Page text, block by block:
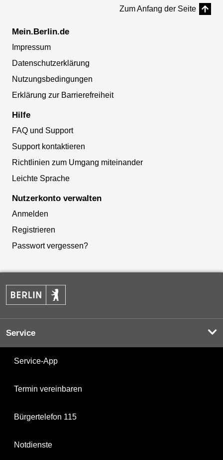
Zum Anfang der Seite
Mein.Berlin.de
Impressum
Datenschutzerklärung
Nutzungsbedingungen
Erklärung zur Barrierefreiheit
Hilfe
FAQ und Support
Support kontaktieren
Richtlinien zum Umgang miteinander
Leichte Sprache
Nutzerkonto verwalten
Anmelden
Registrieren
Passwort vergessen?
Service
Service-App
Termin vereinbaren
Bürgertelefon 115
Notdienste